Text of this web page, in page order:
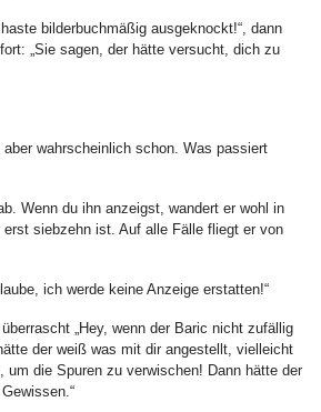
bilderbuchmäßig ausgeknockt!“, dann
„Sie sagen, der hätte versucht, dich zu
wahrscheinlich schon. Was passiert
Wenn du ihn anzeigst, wandert er wohl in
siebzehn ist. Auf alle Fälle fliegt er von
ich werde keine Anzeige erstatten!“
„Hey, wenn der Baric nicht zufällig
der weiß was mit dir angestellt, vielleicht
um die Spuren zu verwischen! Dann hätte der